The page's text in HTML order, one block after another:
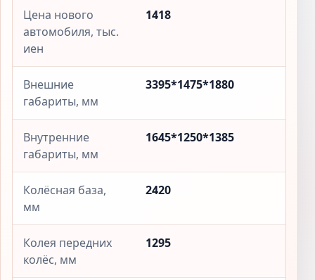
Цена нового
автомобиля, тыс.
иен
1418
Внешние
габариты, мм
3395*1475*1880
Внутренние
габариты, мм
1645*1250*1385
Колёсная база,
мм
2420
Колея передних
колёс, мм
1295